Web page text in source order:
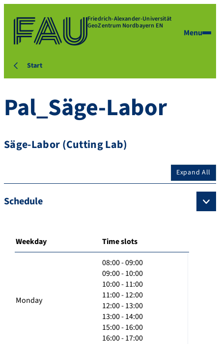
Friedrich-Alexander-Universität
GeoZentrum Nordbayern EN
Menu
Start
Pal_Säge-Labor
Säge-Labor (Cutting Lab)
Expand All
Schedule
Weekday Time slots
Monday
08:00 - 09:00
09:00 - 10:00
10:00 - 11:00
11:00 - 12:00
12:00 - 13:00
13:00 - 14:00
15:00 - 16:00
16:00 - 17:00